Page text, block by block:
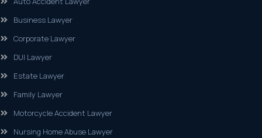
Business Lawyer
Corporate Lawyer
DUI Lawyer
Estate Lawyer
Family Lawyer
Motorcycle Accident Lawyer
Nursing Home Abuse Lawyer